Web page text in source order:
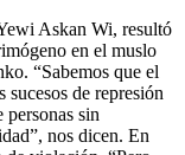
Askan Wi, resultó
en el muslo
“Sabemos que el
de represión
personas sin
nos dicen. En